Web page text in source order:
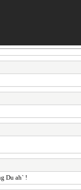
Du ah` !